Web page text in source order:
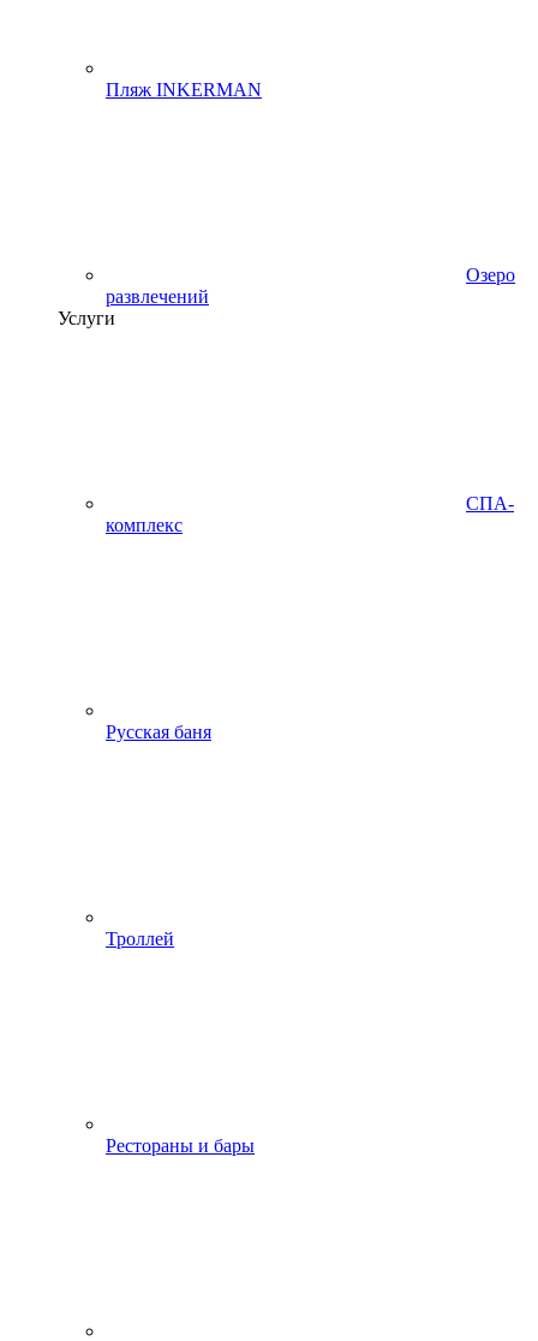
Пляж INKERMAN
Озеро
развлечений
Услуги
СПА-
комплекс
Русская баня
Троллей
Рестораны и бары